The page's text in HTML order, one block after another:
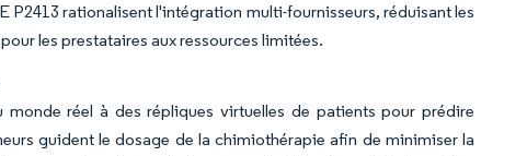
rationalisent l'intégration multi-fournisseurs, réduisant les
les prestataires aux ressources limitées.
réel à des répliques virtuelles de patients pour prédire
guident le dosage de la chimiothérapie afin de minimiser la